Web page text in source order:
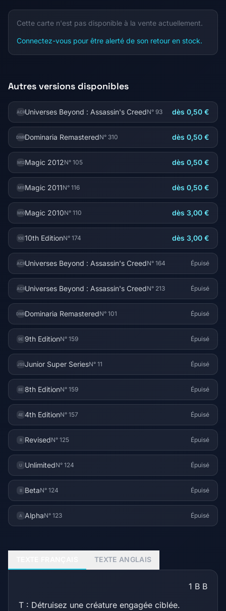
Cette carte n'est pas disponible à la vente actuellement.
Connectez-vous pour être alerté de son retour en stock.
Autres versions disponibles
ACRUniverses Beyond : Assassin's CreedN° 93 dès 0,50 €
DMRDominaria RemasteredN° 310 dès 0,50 €
M12Magic 2012N° 105 dès 0,50 €
M11 Magic 2011N° 116 dès 0,50 €
M10Magic 2010N° 110 dès 3,00 €
10E10th EditionN° 174 dès 3,00 €
ACRUniverses Beyond : Assassin's CreedN° 164 Épuisé
ACRUniverses Beyond : Assassin's CreedN° 213 Épuisé
DMRDominaria RemasteredN° 101 Épuisé
9E 9th EditionN° 159 Épuisé
JSSJunior Super SeriesN° 11 Épuisé
8E 8th EditionN° 159 Épuisé
4E 4th EditionN° 157 Épuisé
R RevisedN° 125 Épuisé
U UnlimitedN° 124 Épuisé
B BetaN° 124 Épuisé
A AlphaN° 123 Épuisé
TEXTE ANGLAIS
1 B B
T : Détruisez une créature engagée ciblée.